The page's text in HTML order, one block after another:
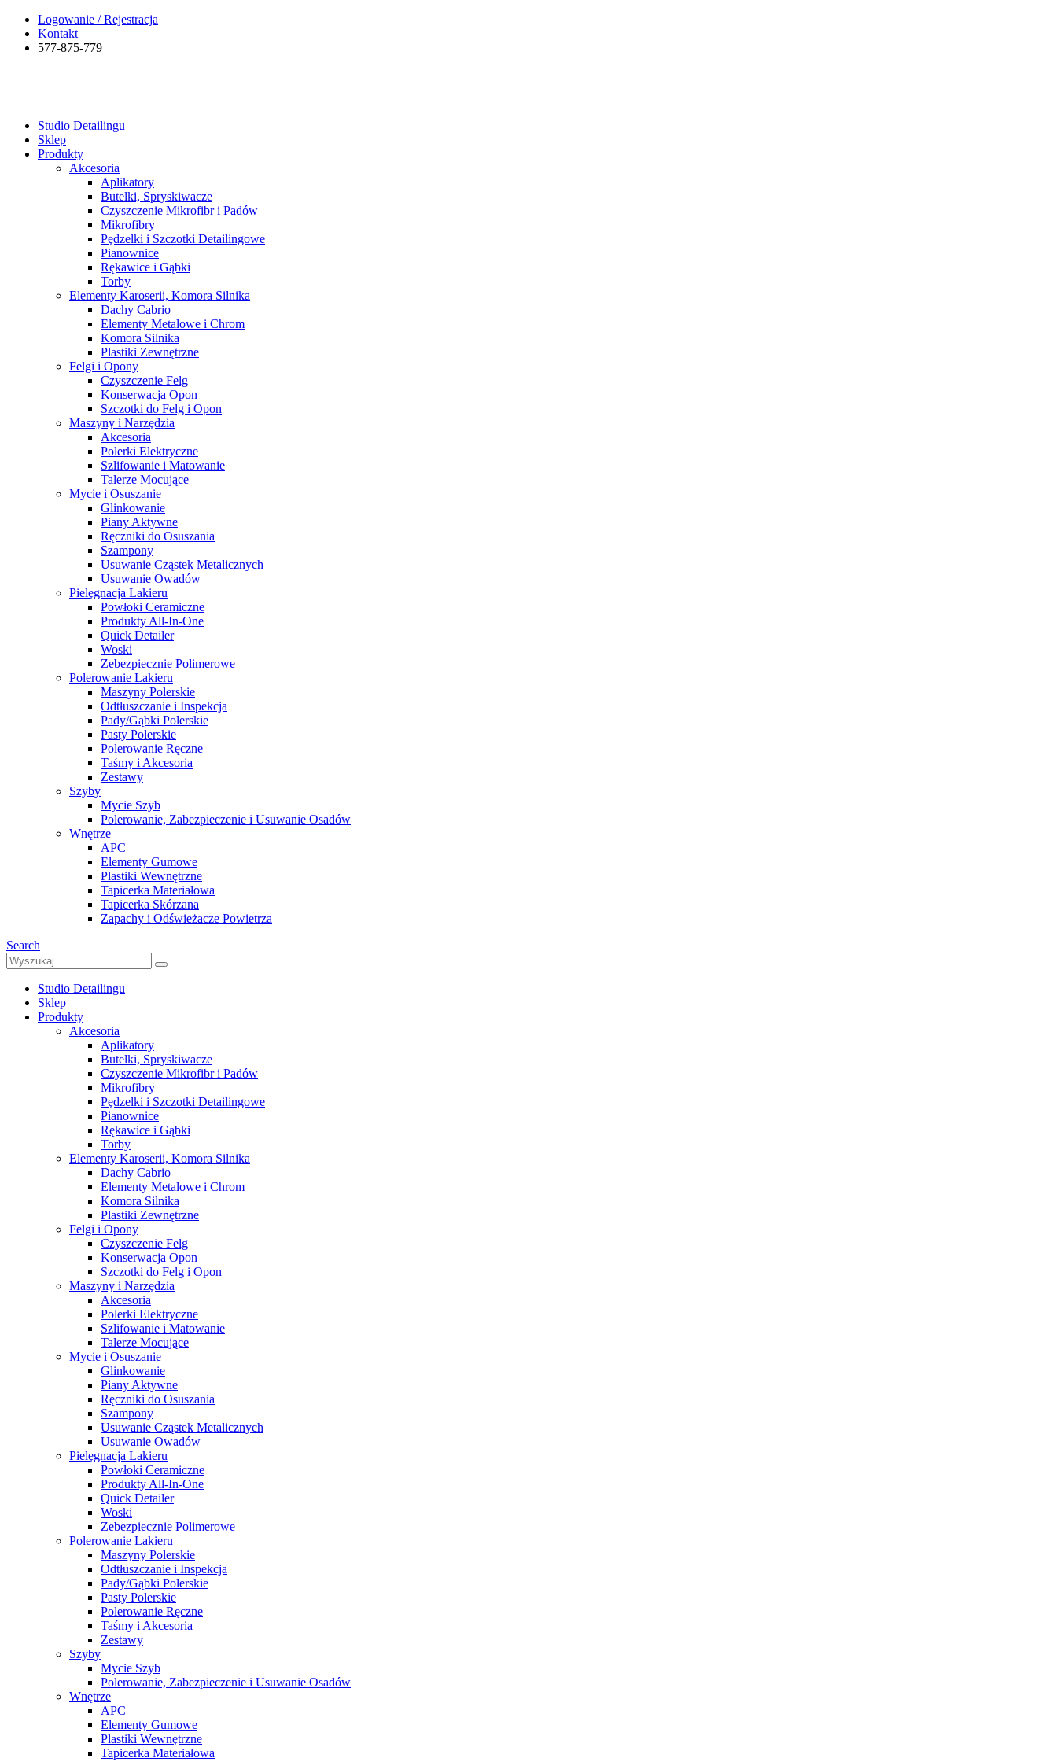
Logowanie / Rejestracja
Kontakt
577-875-779
Studio Detailingu
Sklep
Produkty
Akcesoria
Aplikatory
Butelki, Spryskiwacze
Czyszczenie Mikrofibr i Padów
Mikrofibry
Pędzelki i Szczotki Detailingowe
Pianownice
Rękawice i Gąbki
Torby
Elementy Karoserii, Komora Silnika
Dachy Cabrio
Elementy Metalowe i Chrom
Komora Silnika
Plastiki Zewnętrzne
Felgi i Opony
Czyszczenie Felg
Konserwacja Opon
Szczotki do Felg i Opon
Maszyny i Narzędzia
Akcesoria
Polerki Elektryczne
Szlifowanie i Matowanie
Talerze Mocujące
Mycie i Osuszanie
Glinkowanie
Piany Aktywne
Ręczniki do Osuszania
Szampony
Usuwanie Cząstek Metalicznych
Usuwanie Owadów
Pielęgnacja Lakieru
Powłoki Ceramiczne
Produkty All-In-One
Quick Detailer
Woski
Zebezpiecznie Polimerowe
Polerowanie Lakieru
Maszyny Polerskie
Odtłuszczanie i Inspekcja
Pady/Gąbki Polerskie
Pasty Polerskie
Polerowanie Ręczne
Taśmy i Akcesoria
Zestawy
Szyby
Mycie Szyb
Polerowanie, Zabezpieczenie i Usuwanie Osadów
Wnętrze
APC
Elementy Gumowe
Plastiki Wewnętrzne
Tapicerka Materiałowa
Tapicerka Skórzana
Zapachy i Odświeżacze Powietrza
Search
Studio Detailingu
Sklep
Produkty
Akcesoria
Aplikatory
Butelki, Spryskiwacze
Czyszczenie Mikrofibr i Padów
Mikrofibry
Pędzelki i Szczotki Detailingowe
Pianownice
Rękawice i Gąbki
Torby
Elementy Karoserii, Komora Silnika
Dachy Cabrio
Elementy Metalowe i Chrom
Komora Silnika
Plastiki Zewnętrzne
Felgi i Opony
Czyszczenie Felg
Konserwacja Opon
Szczotki do Felg i Opon
Maszyny i Narzędzia
Akcesoria
Polerki Elektryczne
Szlifowanie i Matowanie
Talerze Mocujące
Mycie i Osuszanie
Glinkowanie
Piany Aktywne
Ręczniki do Osuszania
Szampony
Usuwanie Cząstek Metalicznych
Usuwanie Owadów
Pielęgnacja Lakieru
Powłoki Ceramiczne
Produkty All-In-One
Quick Detailer
Woski
Zebezpiecznie Polimerowe
Polerowanie Lakieru
Maszyny Polerskie
Odtłuszczanie i Inspekcja
Pady/Gąbki Polerskie
Pasty Polerskie
Polerowanie Ręczne
Taśmy i Akcesoria
Zestawy
Szyby
Mycie Szyb
Polerowanie, Zabezpieczenie i Usuwanie Osadów
Wnętrze
APC
Elementy Gumowe
Plastiki Wewnętrzne
Tapicerka Materiałowa